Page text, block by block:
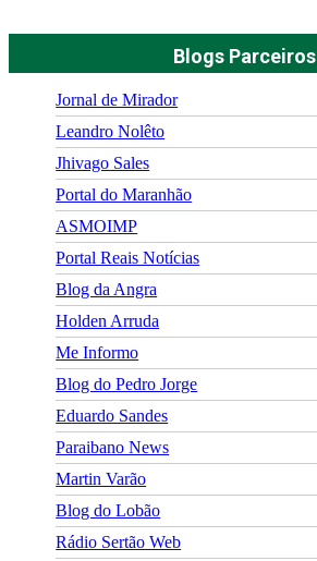
Blogs Parceiros
Jornal de Mirador
Leandro Nolêto
Jhivago Sales
Portal do Maranhão
ASMOIMP
Portal Reais Notí­cias
Blog da Angra
Holden Arruda
Me Informo
Blog do Pedro Jorge
Eduardo Sandes
Paraibano News
Martin Varão
Blog do Lobão
Rádio Sertão Web